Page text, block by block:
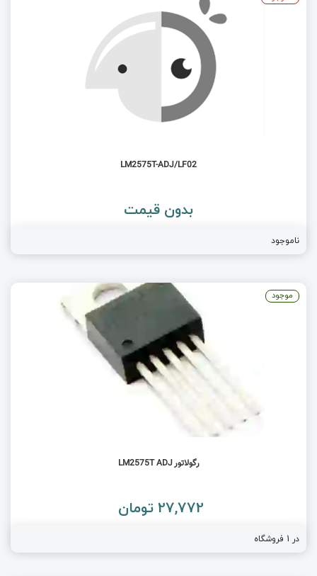
LM2575T-ADJ/LF02
بدون قیمت
ناموجود
رگولاتور LM2575T ADJ
27,772 تومان
در 1 فروشگاه
موجود